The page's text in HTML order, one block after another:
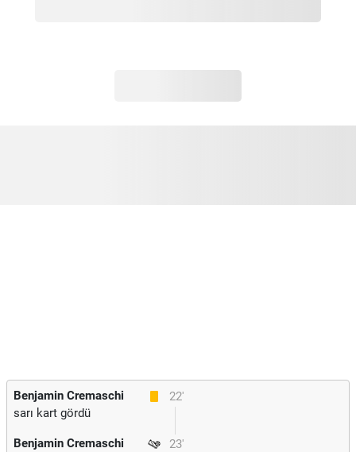
22'
Benjamin Cremaschi
sarı kart gördü
23'
Benjamin Cremaschi